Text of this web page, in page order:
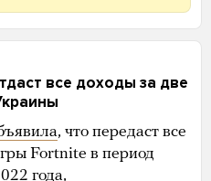
все доходы за две
, что передаст все
Fortnite в период
года,